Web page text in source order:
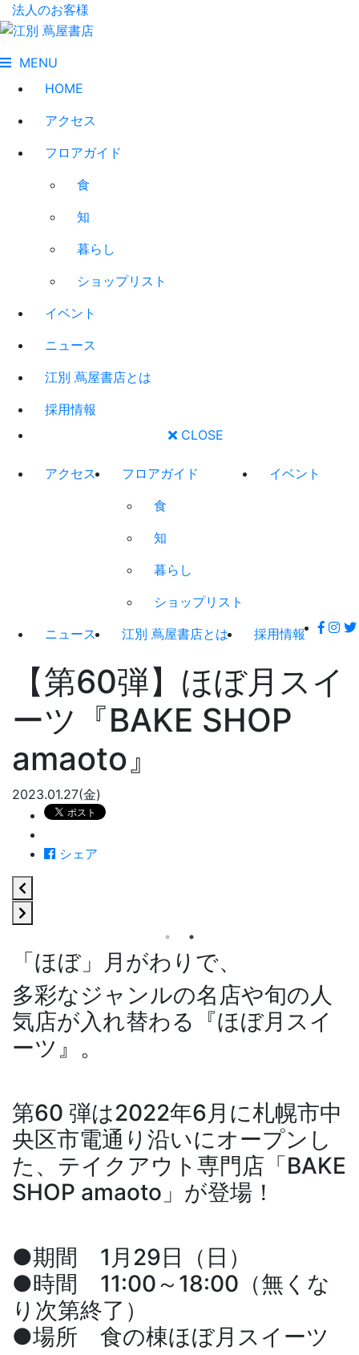
法人のお客様
MENU
HOME
アクセス
フロアガイド
食
知
暮らし
ショップリスト
イベント
ニュース
江別 蔦屋書店とは
採用情報
CLOSE
アクセス
フロアガイド
食
知
暮らし
ショップリスト
イベント
ニュース 江別 蔦屋書店とは 採用情報
【第60弾】ほぼ月スイ
ーツ『BAKE SHOP
amaoto』
2023.01.27(金)
シェア
「ほぼ」月がわりで、
多彩なジャンルの名店や旬の人
気店が入れ替わる『ほぼ月スイ
ーツ』。
第60 弾は2022年6月に札幌市中
央区市電通り沿いにオープンし
た、テイクアウト専門店「BAKE
SHOP amaoto」が登場！
●期間 1月29日（日）
●時間 11:00～18:00（無くな
り次第終了）
●場所 食の棟ほぼ月スイーツ